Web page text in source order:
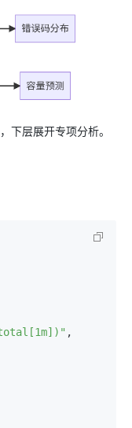
下层展开专项分析。
,